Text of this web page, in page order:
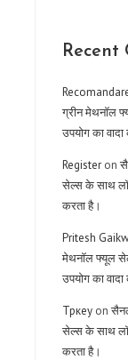
Recent
ग्रीन मेथनॉल
उपयोग का
Register on
सेल्स के साथ
करता है।
Pritesh
मेथनॉल फ्यूल
उपयोग का
Тркеу on
सेल्स के साथ
करता है।